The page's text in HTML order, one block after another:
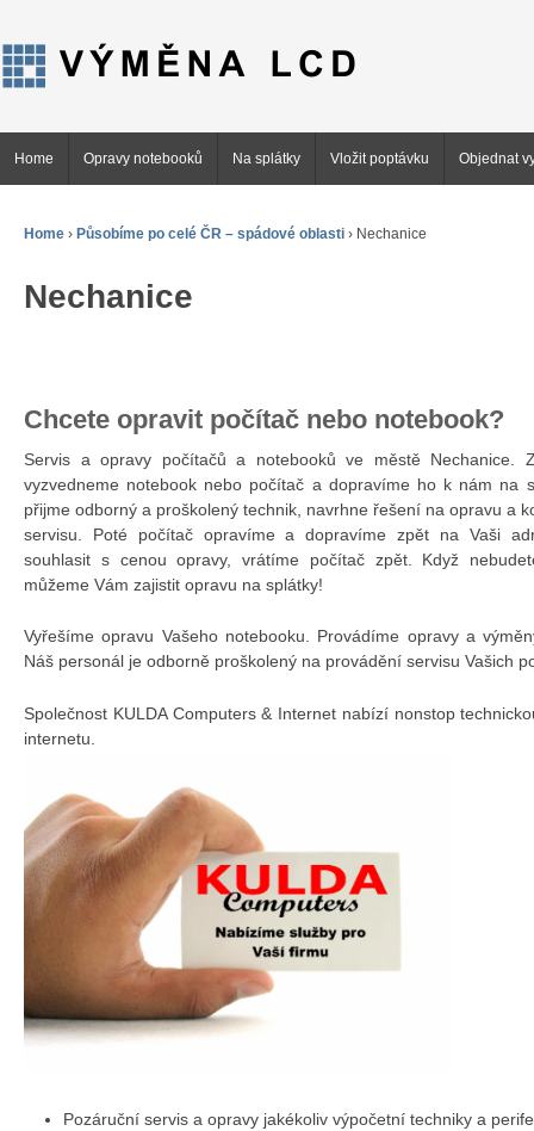
Home Opravy notebooků Na splátky Vložit poptávku Objednat
Home › Působíme po celé ČR – spádové oblasti › Nechanice
Nechanice
Chcete opravit počítač nebo notebook?
Servis a opravy počítačů a notebooků ve městě Nechanice.
vyzvedneme notebook nebo počítač a dopravíme ho k nám na
přijme odborný a proškolený technik, navrhne řešení na opravu a
servisu. Poté počítač opravíme a dopravíme zpět na Vaši
souhlasit s cenou opravy, vrátíme počítač zpět. Když
můžeme Vám zajistit opravu na splátky!
Vyřešíme opravu Vašeho notebooku. Provádíme opravy a
Náš personál je odborně proškolený na provádění servisu Vašich
Společnost KULDA Computers & Internet nabízí nonstop
internetu.
Pozáruční servis a opravy jakékoliv výpočetní techniky a